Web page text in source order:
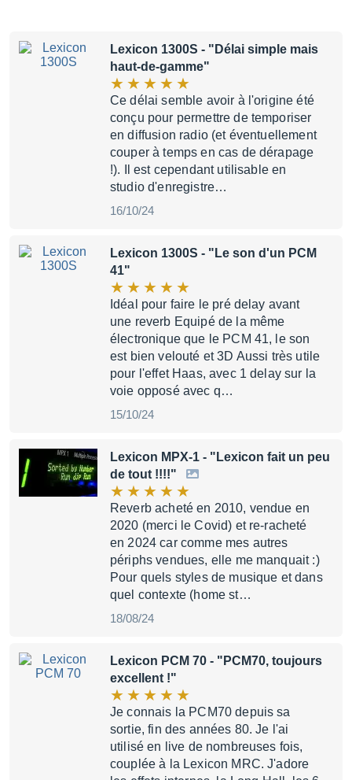
Lexicon 1300S - "Délai simple mais
haut-de-gamme"
Ce délai semble avoir à l'origine été
conçu pour permettre de temporiser
en diffusion radio (et éventuellement
couper à temps en cas de dérapage
!). Il est cependant utilisable en
studio d'enregistre…
16/10/24
Lexicon 1300S - "Le son d'un PCM
41"
Idéal pour faire le pré delay avant
une reverb Equipé de la même
électronique que le PCM 41, le son
est bien velouté et 3D Aussi très utile
pour l'effet Haas, avec 1 delay sur la
voie opposé avec q…
15/10/24
Lexicon MPX-1 - "Lexicon fait un peu
de tout !!!!"
Reverb acheté en 2010, vendue en
2020 (merci le Covid) et re-racheté
en 2024 car comme mes autres
périphs vendues, elle me manquait :)
Pour quels styles de musique et dans
quel contexte (home st…
18/08/24
Lexicon PCM 70 - "PCM70, toujours
excellent !"
Je connais la PCM70 depuis sa
sortie, fin des années 80. Je l'ai
utilisé en live de nombreuses fois,
couplée à la Lexicon MRC. J'adore